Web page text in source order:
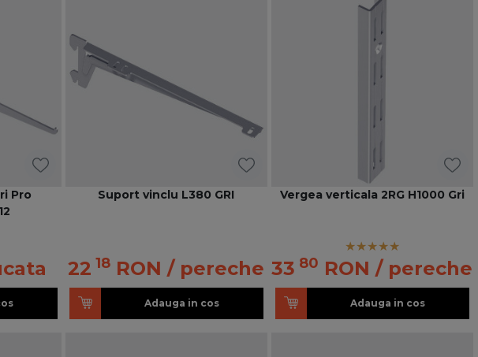
Pro
Suport vinclu L380 GRI
22 18 RON / pereche
Adauga in cos
Vergea verticala 2RG H1000 Gri
33 80 RON / pereche
Adauga in cos